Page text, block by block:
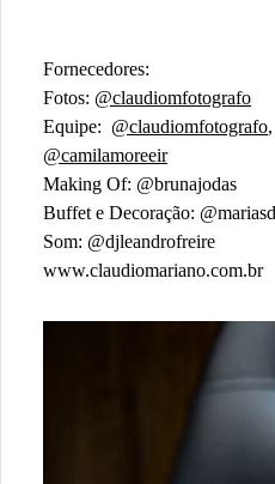
Fornecedores:
Fotos: @claudiomfotografo
Equipe: @claudiomfotografo,
@camilamoreeir
Making Of: @brunajodas
Buffet e Decoração:
Som: @djleandrofreire
www.claudiomariano.com.br